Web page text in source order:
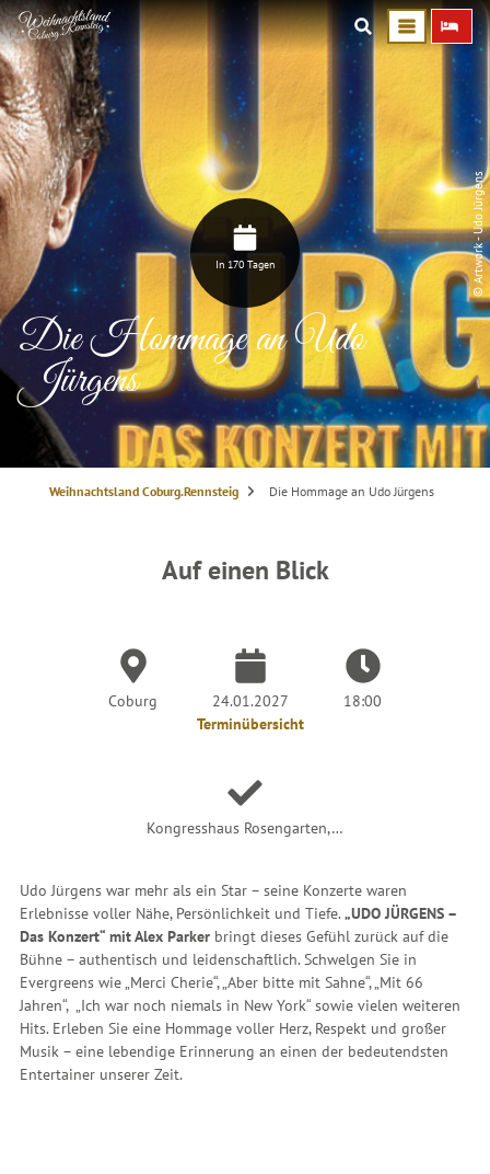
© Artwork - Udo Jürgens
In 170 Tagen
Die Hommage an Udo
Jürgens
S
Weihnachtsland Coburg.Rennsteig Die Hommage an Udo Jürgens
Auf einen Blick
Coburg
24.01.2027
Terminübersicht
18:00
Kongresshaus Rosengarten,…
Udo Jürgens war mehr als ein Star – seine Konzerte waren
Erlebnisse voller Nähe, Persönlichkeit und Tiefe.„UDO JÜRGENS –
Das Konzert“ mit Alex Parker bringt dieses Gefühl zurück auf die
Bühne – authentisch und leidenschaftlich. Schwelgen Sie in
Evergreens wie „Merci Cherie“, „Aber bitte mit Sahne“, „Mit 66
Jahren“, „Ich war noch niemals in New York“ sowie vielen weiteren
Hits. Erleben Sie eine Hommage voller Herz, Respekt und großer
Musik – eine lebendige Erinnerung an einen der bedeutendsten
Entertainer unserer Zeit.